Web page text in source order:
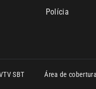
Polícia
SBT Área de